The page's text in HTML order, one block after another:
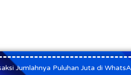
Jumlahnya Puluhan Juta di